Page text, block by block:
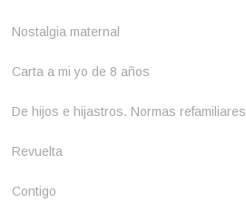
Nostalgia maternal
Carta a mi yo de 8 años
De hijos e hijastros. Normas refamiliares
Revuelta
Contigo